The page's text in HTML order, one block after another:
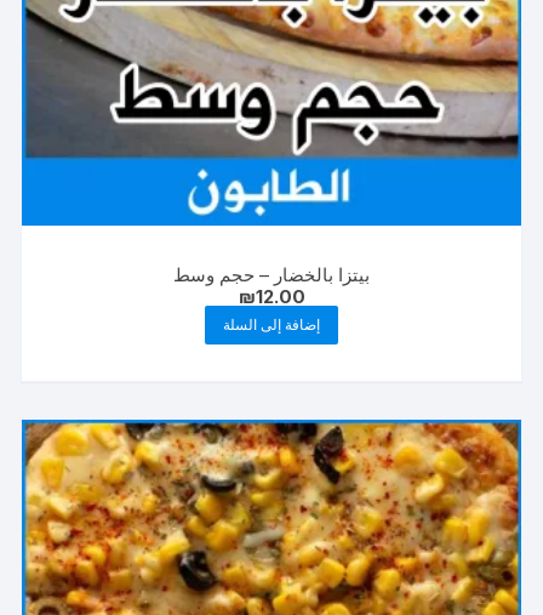
بيتزا بالخضار – حجم وسط
₪12.00
إضافة إلى السلة